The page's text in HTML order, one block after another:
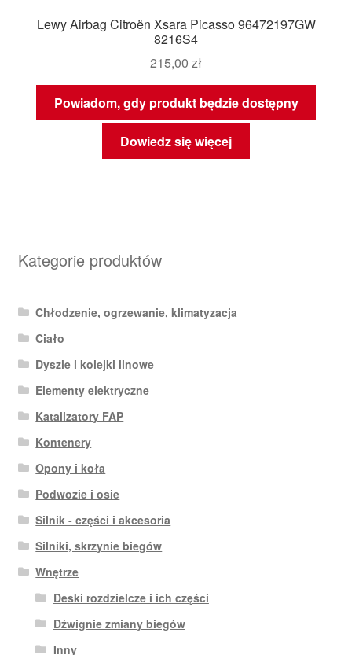
Lewy Airbag Citroën Xsara Picasso 96472197GW
8216S4
215,00 zł
Powiadom, gdy produkt będzie dostępny
Dowiedz się więcej
Kategorie produktów
Chłodzenie, ogrzewanie, klimatyzacja
Ciało
Dyszle i kolejki linowe
Elementy elektryczne
Katalizatory FAP
Kontenery
Opony i koła
Podwozie i osie
Silnik - części i akcesoria
Silniki, skrzynie biegów
Wnętrze
Deski rozdzielcze i ich części
Dźwignie zmiany biegów
Inny